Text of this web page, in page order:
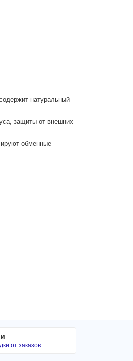
натуральный
защиты от внешних
обменные
от заказов.